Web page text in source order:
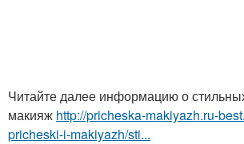
Читайте далее информацию о
макияж http://pricheska-makiyazh.ru-
pricheski-i-makiyazh/sti...